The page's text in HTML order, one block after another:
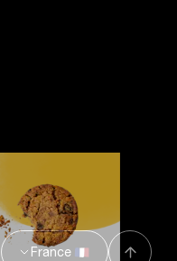
France